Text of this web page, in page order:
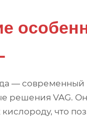
—
решения VAG.
что